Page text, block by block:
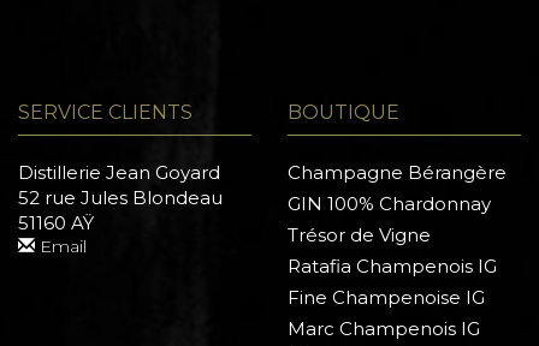
SERVICE CLIENTS
Distillerie Jean Goyard
52 rue Jules Blondeau
51160 AŸ
Email
BOUTIQUE
Champagne Bérangère
GIN 100% Chardonnay
Trésor de Vigne
Ratafia Champenois IG
Fine Champenoise IG
Marc Champenois IG